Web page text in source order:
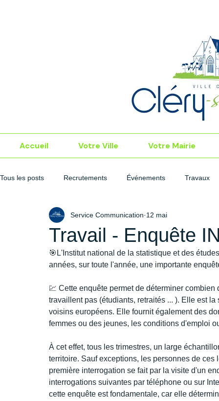
Accueil Votre Ville Votre Mairie
Tous les posts Recrutements Événements Travaux
Travail - Enquête
Service Communication 12 mai
🎯L'Institut national de la statistique et des
années, sur toute l'année, une importante
💹 Cette enquête permet de déterminer
travaillent pas (étudiants, retraités ... ). Elle est
voisins européens. Elle fournit également des
femmes ou des jeunes, les conditions d'emploi
À cet effet, tous les trimestres, un large
territoire. Sauf exceptions, les personnes de
première interrogation se fait par la visite d'un
interrogations suivantes par téléphone ou sur
cette enquête est fondamentale, car elle